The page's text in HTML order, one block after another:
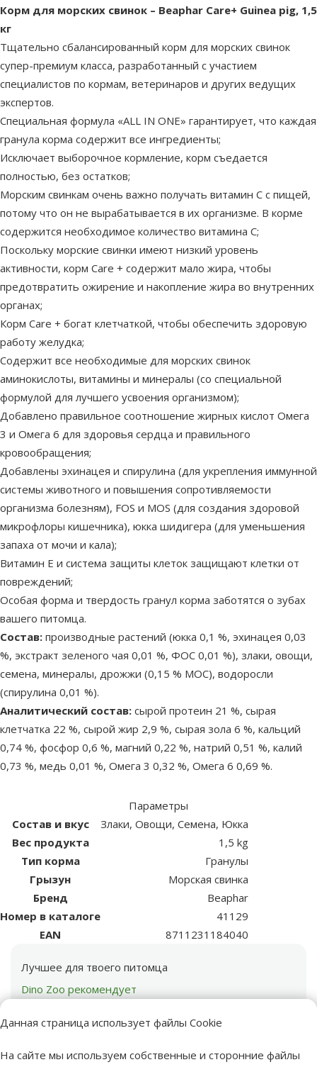
Данная страница использует файлы Cookie
На сайте мы используем собственные и сторонние файлы
superzoo.product.detail.content
Корм для морских свинок – Beaphar Care+ Guinea pig, 1,5
кг
Тщательно сбалансированный корм для морских свинок
супер-премиум класса, разработанный с участием
специалистов по кормам, ветеринаров и других ведущих
экспертов.
Специальная формула «ALL IN ONE» гарантирует, что каждая
гранула корма содержит все ингредиенты;
Исключает выборочное кормление, корм съедается
полностью, без остатков;
Морским свинкам очень важно получать витамин С с пищей,
потому что он не вырабатывается в их организме. В корме
содержится необходимое количество витамина С;
Поскольку морские свинки имеют низкий уровень
активности, корм Care + содержит мало жира, чтобы
предотвратить ожирение и накопление жира во внутренних
органах;
Корм Care + богат клетчаткой, чтобы обеспечить здоровую
работу желудка;
Содержит все необходимые для морских свинок
аминокислоты, витамины и минералы (со специальной
формулой для лучшего усвоения организмом);
Добавлено правильное соотношение жирных кислот Омега
3 и Омега 6 для здоровья сердца и правильного
кровообращения;
Добавлены эхинацея и спирулина (для укрепления иммунной
системы животного и повышения сопротивляемости
организма болезням), FOS и MOS (для создания здоровой
микрофлоры кишечника), юкка шидигера (для уменьшения
запаха от мочи и кала);
Витамин Е и система защиты клеток защищают клетки от
повреждений;
Особая форма и твердость гранул корма заботятся о зубах
вашего питомца.
Состав: производные растений (юкка 0,1 %, эхинацея 0,03
%, экстракт зеленого чая 0,01 %, ФОС 0,01 %), злаки, овощи,
семена, минералы, дрожжи (0,15 % МОС), водоросли
(спирулина 0,01 %).
Аналитический состав: сырой протеин 21 %, сырая
клетчатка 22 %, сырой жир 2,9 %, сырая зола 6 %, кальций
0,74 %, фосфор 0,6 %, магний 0,22 %, натрий 0,51 %, калий
0,73 %, медь 0,01 %, Омега 3 0,32 %, Омега 6 0,69 %.
Параметры
Состав и вкус
Злаки, Овощи, Семена, Юкка
Вес продукта
1,5 kg
Тип корма
Гранулы
Грызун
Морская свинка
Бренд
Beaphar
Номер в каталоге
41129
EAN
8711231184040
Лучшее для твоего питомца
Dino Zoo рекомендует